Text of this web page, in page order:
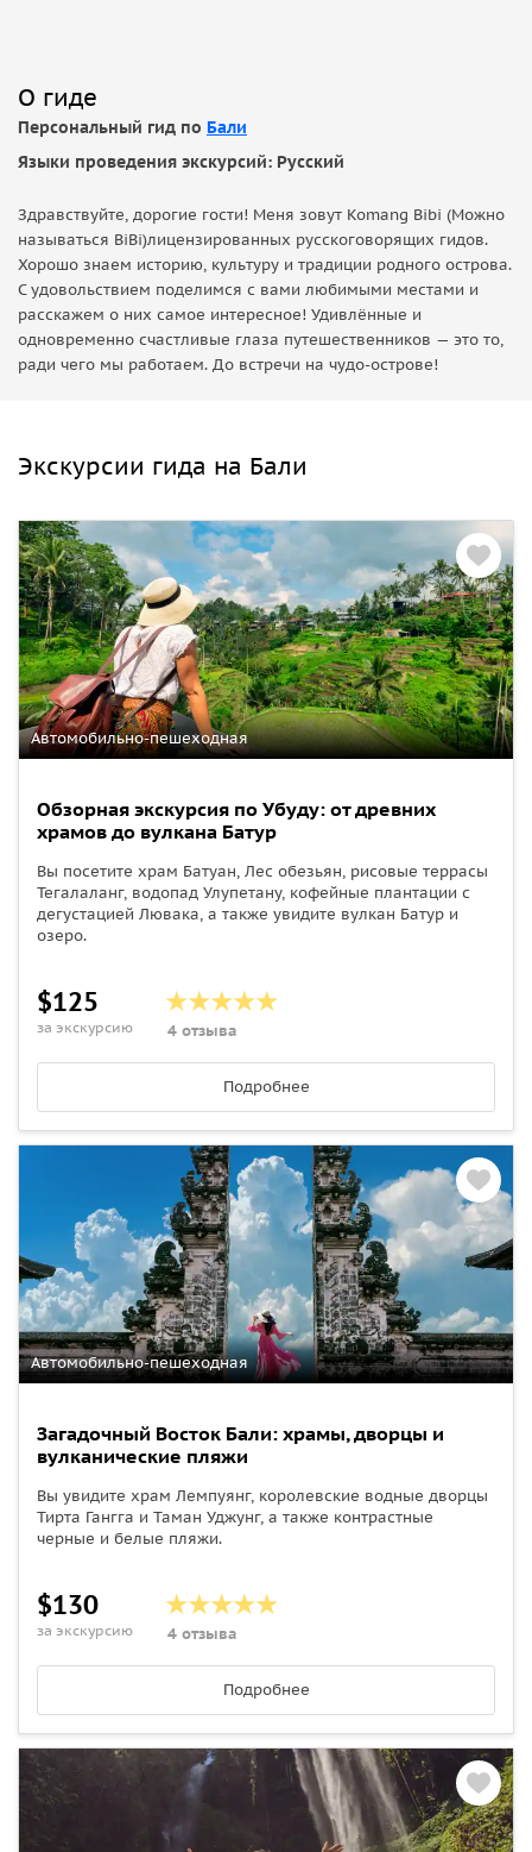
О гиде
Персональный гид по Бали
Языки проведения экскурсий: Русский
Здравствуйте, дорогие гости! Меня зовут Komang Bibi (Можно
называться BiBi)лицензированных русскоговорящих гидов.
Хорошо знаем историю, культуру и традиции родного острова.
С удовольствием поделимся с вами любимыми местами и
расскажем о них самое интересное! Удивлённые и
одновременно счастливые глаза путешественников — это то,
ради чего мы работаем. До встречи на чудо-острове!
Экскурсии гида на Бали
Автомобильно-пешеходная
Обзорная экскурсия по Убуду: от древних
храмов до вулкана Батур
Вы посетите храм Батуан, Лес обезьян, рисовые террасы
Тегалаланг, водопад Улупетану, кофейные плантации с
дегустацией Лювака, а также увидите вулкан Батур и
озеро.
$125
за экскурсию 4 отзыва
Подробнее
Автомобильно-пешеходная
Загадочный Восток Бали: храмы, дворцы и
вулканические пляжи
Вы увидите храм Лемпуянг, королевские водные дворцы
Тирта Гангга и Таман Уджунг, а также контрастные
черные и белые пляжи.
$130
за экскурсию 4 отзыва
Подробнее